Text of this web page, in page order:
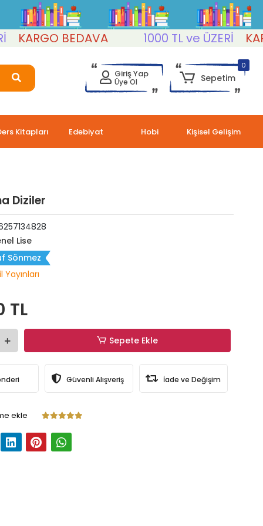
BEDAVA 1000 TL ve ÜZERİ KARGO
Giriş Yap
Üye Ol
0
Sepetim
Kitapları Edebiyat Hobi Kişisel Gelişim
Diziler
Lise
Sönmez
Yayınları
TL
Sepete Ekle
Güvenli Alışveriş İade ve Değişim
ekle